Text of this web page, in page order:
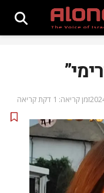
זמן קריאה: 1 דקת קריאה